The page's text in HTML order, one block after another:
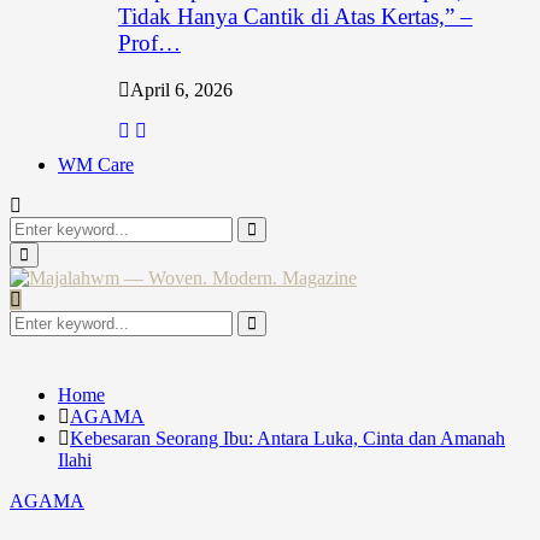
Tidak Hanya Cantik di Atas Kertas,” –
Prof…
April 6, 2026
WM Care
Search
for:
Search
Primary
Menu
Search
for:
Search
Home
AGAMA
Kebesaran Seorang Ibu: Antara Luka, Cinta dan Amanah
Ilahi
AGAMA